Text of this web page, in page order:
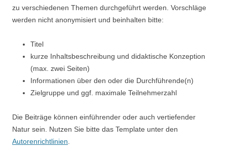
zu verschiedenen Themen durchgeführt werden. Vorschläge
werden nicht anonymisiert und beinhalten bitte:
Titel
kurze Inhaltsbeschreibung und didaktische Konzeption
(max. zwei Seiten)
Informationen über den oder die Durchführende(n)
Zielgruppe und ggf. maximale Teilnehmerzahl
Die Beiträge können einführender oder auch vertiefender
Natur sein. Nutzen Sie bitte das Template unter den
Autorenrichtlinien